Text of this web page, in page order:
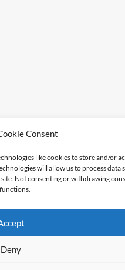
Consent
like cookies to store and/or
will allow us to process data
Not consenting or withdrawing
Deny